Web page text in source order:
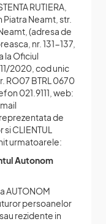
RUTIERA,
Piatra Neamt, str.
(adresa de
nr. 131-137,
la Oficiul
2020, cod unic
RO07 BTRL 0670
021.9111, web:
de
CLIENTUL
urmatoarele:
Autonom
AUTONOM
persoanelor
rezidente in